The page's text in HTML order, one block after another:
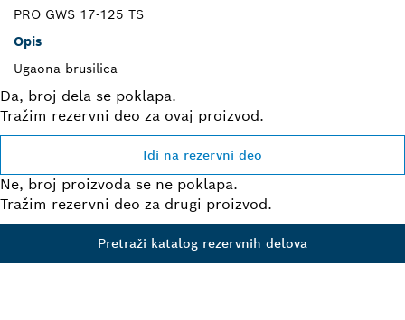
PRO GWS 17-125 TS
Opis
Ugaona brusilica
Da, broj dela se poklapa.
Tražim rezervni deo za ovaj proizvod.
Idi na rezervni deo
Ne, broj proizvoda se ne poklapa.
Tražim rezervni deo za drugi proizvod.
Pretraži katalog rezervnih delova